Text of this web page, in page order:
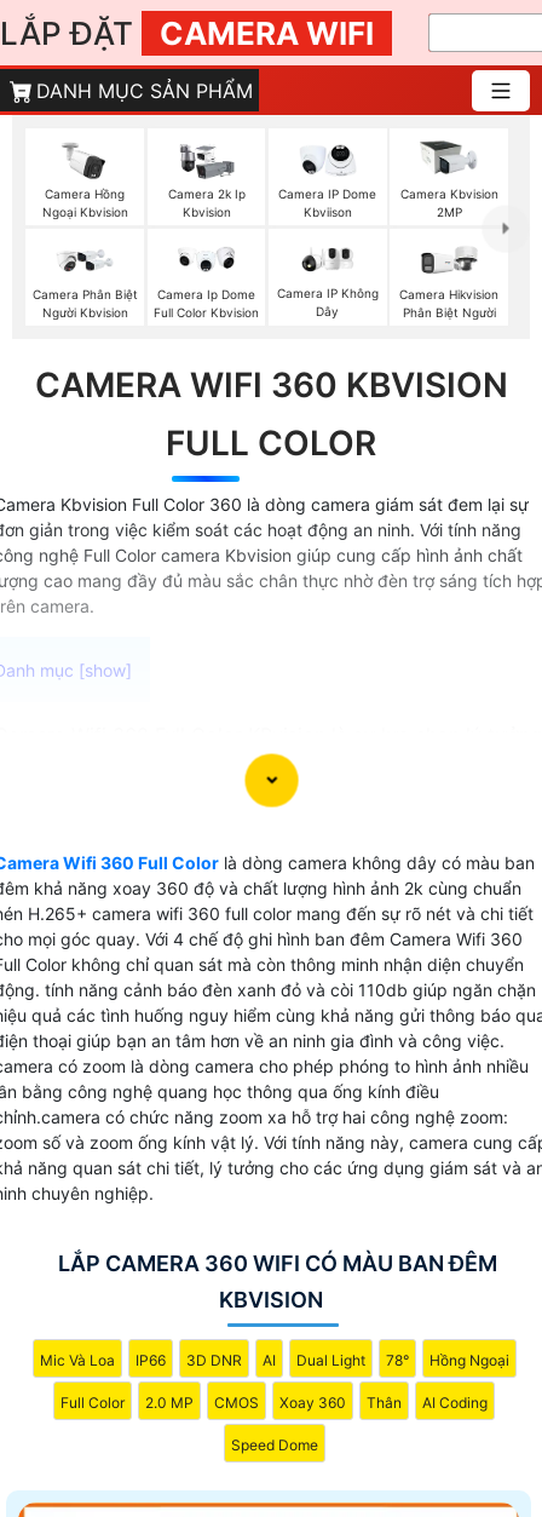
LẮP ĐẶT CAMERA WIFI
DANH MỤC SẢN PHẨM
Camera Hồng
Ngoại Kbvision
Camera 2k Ip
Kbvision
Camera IP Dome
Kbviison
Camera Kbvision
2MP
Camera Phân Biệt
Người Kbvision
Camera Ip Dome
Full Color Kbvision
Camera IP Không
Dây
Camera Hikvision
Phân Biệt Người
CAMERA WIFI 360 KBVISION
FULL COLOR
Kbvision Full Color 360 là dòng camera giám sát đem lại sự
giản trong việc kiểm soát các hoạt động an ninh. Với tính năng
nghệ Full Color camera Kbvision giúp cung cấp hình ảnh chất
cao mang đầy đủ màu sắc chân thực nhờ đèn trợ sáng tích
camera.
các bạn có nhu cầu giám sát ban đêm Với khả năng kết
không dây và xoay 360 độ, camera này cung cấp khả
báo động chống trộm phát hiện chuyển động và bám
đối tượng giúp bạn dễ dàng theo dõi mọi hoạt động
mà không bỏ lỡ bất kỳ sự kiện nào. Với khả năng
trữ dữ liệu trên thẻ nhớ tối đa 512GB và chuẩn nén
camera giúp tiết kiệm băng thông và dung lượng
trữ mà vẫn Hoàn toàn tin cậy chất lượng hình ảnh sắc
những tính năng ưu việt này, Camera Wifi 360 Full Color
sẽ là trợ thủ đắc lực trong việc bảo vệ ngôi nhà,
phòng hoặc cửa hàng của bạn.
Wifi 360 Full Color là dòng camera không dây có màu ban
khả năng xoay 360 độ và chất lượng hình ảnh 2k cùng chuẩn
H.265+ camera wifi 360 full color mang đến sự rõ nét và chi tiết
mọi góc quay. Với 4 chế độ ghi hình ban đêm Camera Wifi 360
Color không chỉ quan sát mà còn thông minh nhận diện chuyển
tính năng cảnh báo đèn xanh đỏ và còi 110db giúp ngăn chặn
quả các tình huống nguy hiểm cùng khả năng gửi thông báo
thoại giúp bạn an tâm hơn về an ninh gia đình và công việc.
có zoom là dòng camera cho phép phóng to hình ảnh nhiều
bằng công nghệ quang học thông qua ống kính điều
có chức năng zoom xa hỗ trợ hai công nghệ zoom:
số và zoom ống kính vật lý. Với tính năng này, camera cung
năng quan sát chi tiết, lý tưởng cho các ứng dụng giám sát và
chuyên nghiệp.
LẮP CAMERA 360 WIFI CÓ MÀU BAN ĐÊM
KBVISION
Mic Và Loa IP66 3D DNR AI Dual Light 78° Hồng Ngoại
Full Color 2.0 MP CMOS Xoay 360 Thân AI Coding
Speed Dome